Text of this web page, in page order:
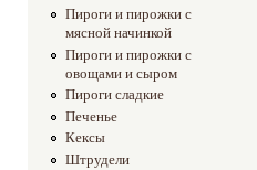
Пироги и пирожки с
мясной начинкой
Пироги и пирожки с
овощами и сыром
Пироги сладкие
Печенье
Кексы
Штрудели